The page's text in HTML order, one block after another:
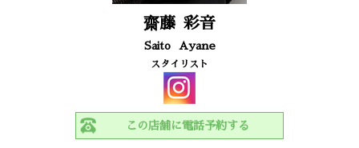
齋藤 彩音
Saito Ayane
スタイリスト
この店舗に電話予約する